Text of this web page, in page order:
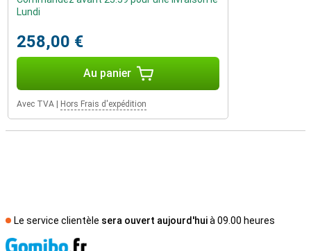
Lundi
258,00 €
Au panier
Avec TVA Hors Frais d'expédition
Le service clientèle sera ouvert aujourd'huià 09.00 heures